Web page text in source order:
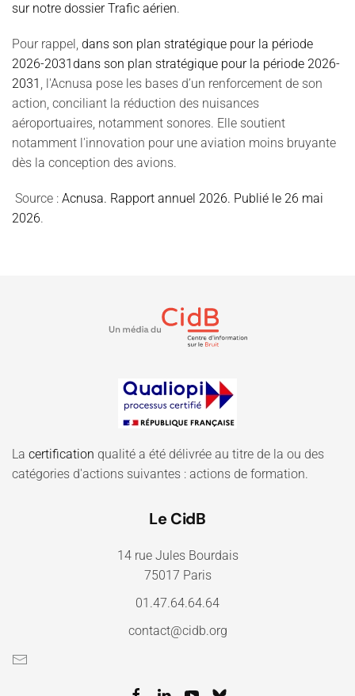
sur notre dossier Trafic aérien.
Pour rappel, dans son plan stratégique pour la période
2026-2031dans son plan stratégique pour la période 2026-
2031 , l'Acnusa pose les bases d’un renforcement de son
action, conciliant la réduction des nuisances
aéroportuaires, notamment sonores. Elle soutient
notamment l'innovation pour une aviation moins bruyante
dès la conception des avions.
Source : Acnusa. Rapport annuel 2026. Publié le 26 mai
2026.
La certification qualité a été délivrée au titre de la ou des
catégories d'actions suivantes : actions de formation.
Le CidB
14 rue Jules Bourdais
75017 Paris
01.47.64.64.64
contact@cidb.org